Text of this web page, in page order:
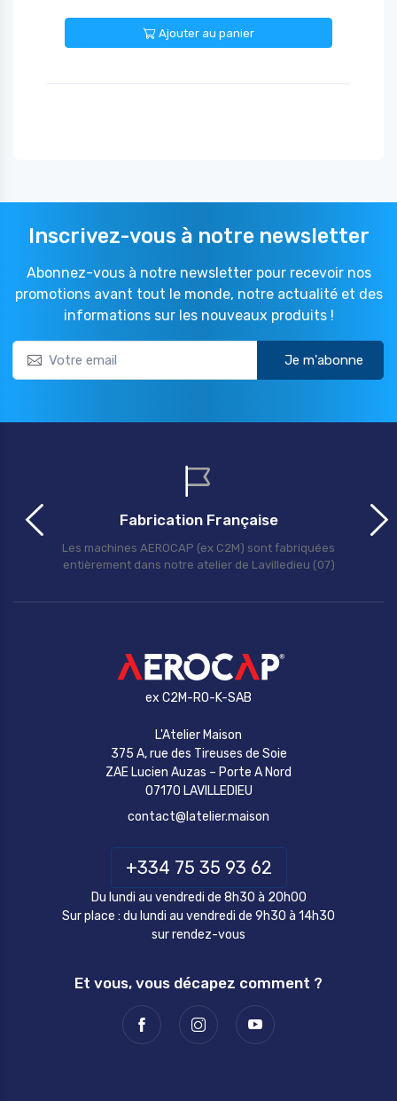
Ajouter au panier
Inscrivez-vous à notre newsletter
Abonnez-vous à notre newsletter pour recevoir nos
promotions avant tout le monde, notre actualité et des
informations sur les nouveaux produits !
Je m'abonne
Fabrication Française
Les machines AEROCAP (ex C2M) sont fabriquées
entièrement dans notre atelier de Lavilledieu (07)
ex C2M-RO-K-SAB
L'Atelier Maison
375 A, rue des Tireuses de Soie
ZAE Lucien Auzas – Porte A Nord
07170 LAVILLEDIEU
contact@latelier.maison
+334 75 35 93 62
Du lundi au vendredi de 8h30 à 20h00
Sur place : du lundi au vendredi de 9h30 à 14h30
sur rendez-vous
Et vous, vous décapez comment ?